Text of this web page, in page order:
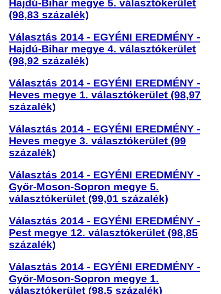
Hajdú-Bihar megye 5. választókerület
(98,83 százalék)
Választás 2014 - EGYÉNI EREDMÉNY -
Hajdú-Bihar megye 4. választókerület
(98,92 százalék)
Választás 2014 - EGYÉNI EREDMÉNY -
Heves megye 1. választókerület (98,97
százalék)
Választás 2014 - EGYÉNI EREDMÉNY -
Heves megye 3. választókerület (99
százalék)
Választás 2014 - EGYÉNI EREDMÉNY -
Győr-Moson-Sopron megye 5.
választókerület (99,01 százalék)
Választás 2014 - EGYÉNI EREDMÉNY -
Pest megye 12. választókerület (98,85
százalék)
Választás 2014 - EGYÉNI EREDMÉNY -
Győr-Moson-Sopron megye 1.
választókerület (98,5 százalék)